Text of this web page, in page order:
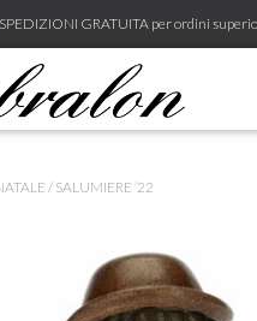
SPEDIZIONI GRATUITA per ordini
/ SALUMIERE ’22